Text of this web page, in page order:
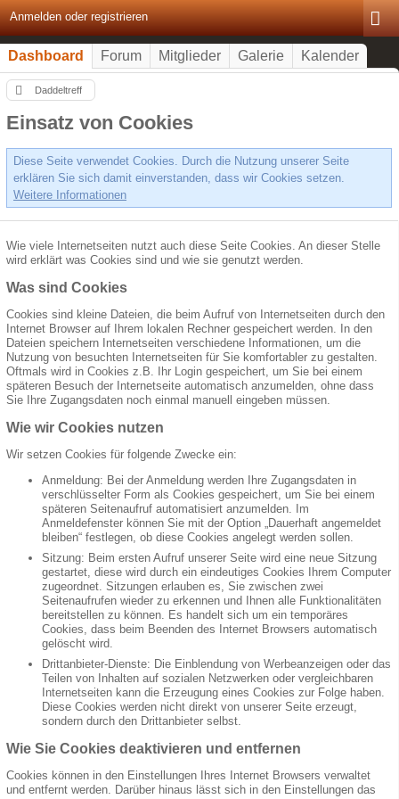
Anmelden oder registrieren
Dashboard Forum Mitglieder Galerie Kalender
Daddeltreff
Einsatz von Cookies
Diese Seite verwendet Cookies. Durch die Nutzung unserer Seite
erklären Sie sich damit einverstanden, dass wir Cookies setzen.
Weitere Informationen
Wie viele Internetseiten nutzt auch diese Seite Cookies. An dieser Stelle
wird erklärt was Cookies sind und wie sie genutzt werden.
Was sind Cookies
Cookies sind kleine Dateien, die beim Aufruf von Internetseiten durch den
Internet Browser auf Ihrem lokalen Rechner gespeichert werden. In den
Dateien speichern Internetseiten verschiedene Informationen, um die
Nutzung von besuchten Internetseiten für Sie komfortabler zu gestalten.
Oftmals wird in Cookies z.B. Ihr Login gespeichert, um Sie bei einem
späteren Besuch der Internetseite automatisch anzumelden, ohne dass
Sie Ihre Zugangsdaten noch einmal manuell eingeben müssen.
Wie wir Cookies nutzen
Wir setzen Cookies für folgende Zwecke ein:
Anmeldung: Bei der Anmeldung werden Ihre Zugangsdaten in
verschlüsselter Form als Cookies gespeichert, um Sie bei einem
späteren Seitenaufruf automatisiert anzumelden. Im
Anmeldefenster können Sie mit der Option „Dauerhaft angemeldet
bleiben“ festlegen, ob diese Cookies angelegt werden sollen.
Sitzung: Beim ersten Aufruf unserer Seite wird eine neue Sitzung
gestartet, diese wird durch ein eindeutiges Cookies Ihrem Computer
zugeordnet. Sitzungen erlauben es, Sie zwischen zwei
Seitenaufrufen wieder zu erkennen und Ihnen alle Funktionalitäten
bereitstellen zu können. Es handelt sich um ein temporäres
Cookies, dass beim Beenden des Internet Browsers automatisch
gelöscht wird.
Drittanbieter-Dienste: Die Einblendung von Werbeanzeigen oder das
Teilen von Inhalten auf sozialen Netzwerken oder vergleichbaren
Internetseiten kann die Erzeugung eines Cookies zur Folge haben.
Diese Cookies werden nicht direkt von unserer Seite erzeugt,
sondern durch den Drittanbieter selbst.
Wie Sie Cookies deaktivieren und entfernen
Cookies können in den Einstellungen Ihres Internet Browsers verwaltet
und entfernt werden. Darüber hinaus lässt sich in den Einstellungen das